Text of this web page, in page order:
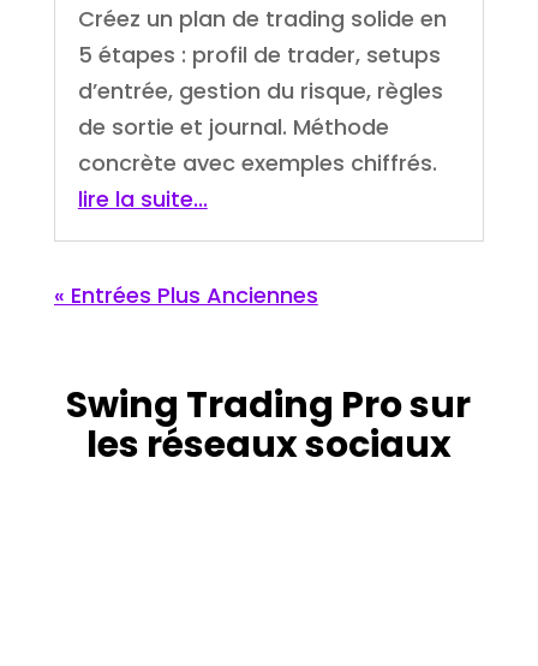
Créez un plan de trading solide en
5 étapes : profil de trader, setups
d’entrée, gestion du risque, règles
de sortie et journal. Méthode
concrète avec exemples chiffrés.
lire la suite...
« Entrées Plus Anciennes
Swing Trading Pro sur
les réseaux sociaux